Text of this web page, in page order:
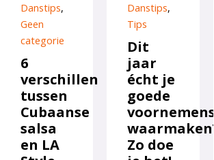
Danstips,
Geen
categorie
6
verschillen
tussen
Cubaanse
salsa
en LA
Danstips,
Tips
Dit
jaar
écht je
goede
voornemens
waarmaken?
Zo doe